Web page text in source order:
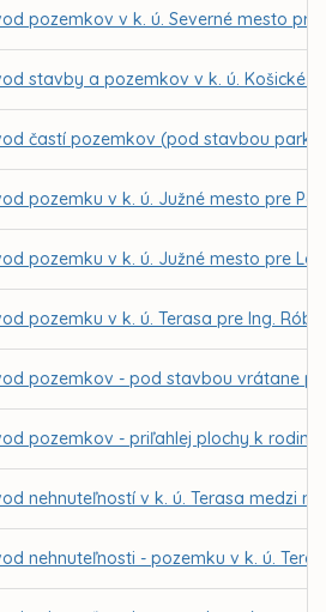
pozemkov v k. ú. Severné mesto
stavby a pozemkov v k. ú. Košické
častí pozemkov (pod stavbou
pozemku v k. ú. Južné mesto pre
pozemku v k. ú. Južné mesto pre
pozemku v k. ú. Terasa pre Ing.
pozemkov - pod stavbou vrátane
pozemkov - priľahlej plochy k
nehnuteľností v k. ú. Terasa medzi
nehnuteľnosti - pozemku v k. ú.